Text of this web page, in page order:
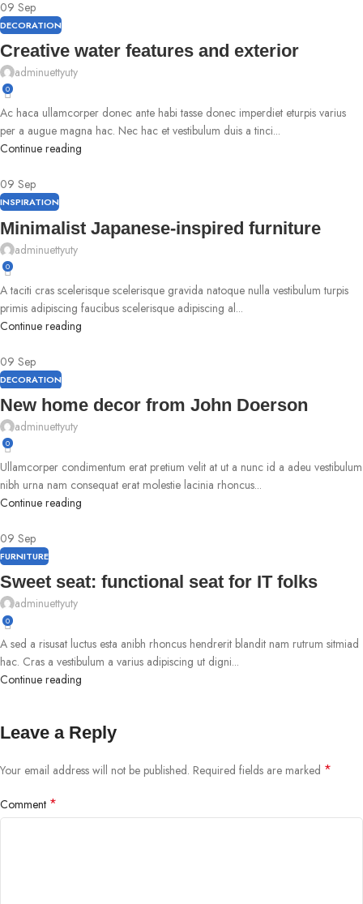
09 Sep
DECORATION
Creative water features and exterior
adminuettyuty
0
Ac haca ullamcorper donec ante habi tasse donec imperdiet eturpis varius
per a augue magna hac. Nec hac et vestibulum duis a tinci...
Continue reading
09 Sep
INSPIRATION
Minimalist Japanese-inspired furniture
adminuettyuty
0
A taciti cras scelerisque scelerisque gravida natoque nulla vestibulum turpis
primis adipiscing faucibus scelerisque adipiscing al...
Continue reading
09 Sep
DECORATION
New home decor from John Doerson
adminuettyuty
0
Ullamcorper condimentum erat pretium velit at ut a nunc id a adeu vestibulum
nibh urna nam consequat erat molestie lacinia rhoncus...
Continue reading
09 Sep
FURNITURE
Sweet seat: functional seat for IT folks
adminuettyuty
0
A sed a risusat luctus esta anibh rhoncus hendrerit blandit nam rutrum sitmiad
hac. Cras a vestibulum a varius adipiscing ut digni...
Continue reading
Leave a Reply
Your email address will not be published. Required fields are marked *
Comment *